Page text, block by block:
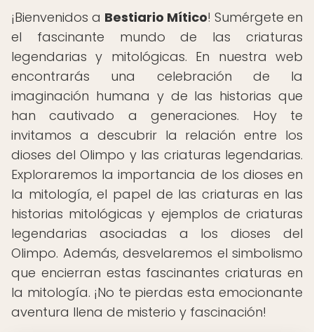
¡Bienvenidos a Bestiario Mítico! Sumérgete en
el fascinante mundo de las criaturas
legendarias y mitológicas. En nuestra web
encontrarás una celebración de la
imaginación humana y de las historias que
han cautivado a generaciones. Hoy te
invitamos a descubrir la relación entre los
dioses del Olimpo y las criaturas legendarias.
Exploraremos la importancia de los dioses en
la mitología, el papel de las criaturas en las
historias mitológicas y ejemplos de criaturas
legendarias asociadas a los dioses del
Olimpo. Además, desvelaremos el simbolismo
que encierran estas fascinantes criaturas en
la mitología. ¡No te pierdas esta emocionante
aventura llena de misterio y fascinación!